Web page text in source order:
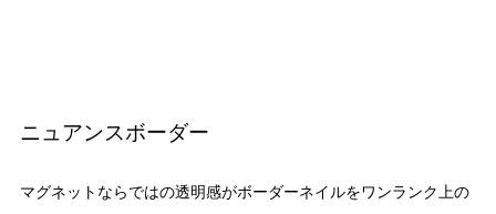
ニュアンスボーダー
マグネットならではの透明感がボーダーネイルをワンランク上の